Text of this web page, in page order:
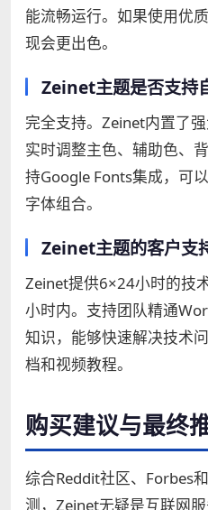
能流畅运行。如果使用优
现会更出色。
Zeinet主题是否支持
完全支持。Zeinet内置了
实时调整主色、辅助色、
持Google Fonts集成，可
字体组合。
Zeinet主题的客户支
Zeinet提供6×24小时的技
小时内。支持团队精通
知识，能够快速解决技术
档和视频教程。
购买建议与最终
综合Reddit社区、Forbes
测，Zeinet无疑是互联网